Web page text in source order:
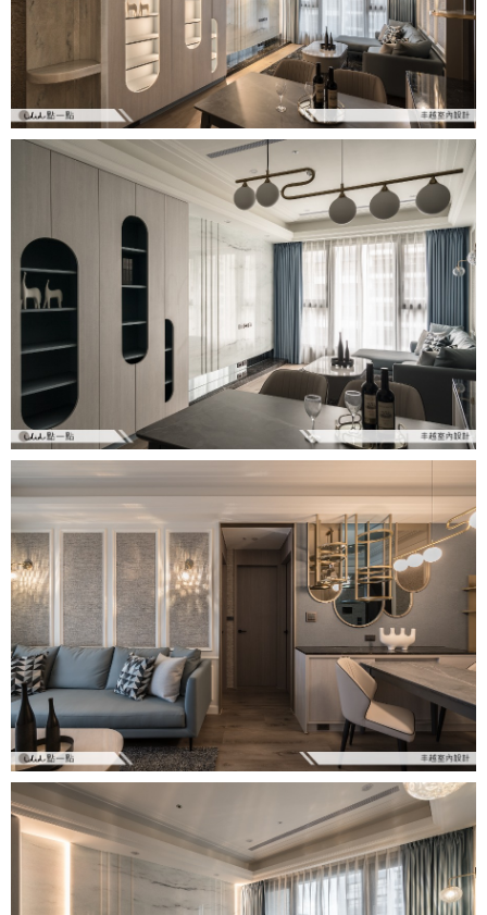
古典
鄉村
工業
日式
中式
美式
室內設計師方案
傢俱建材商方案
一般屋主方案
2房2聽 - 基本版
2房2廳 - 精裝版
3房2聽 - 基本版
3房2廳 - 精裝版
主題精選
設計知識+
國外案例
設計私房話
桃園市
新竹市
基隆市